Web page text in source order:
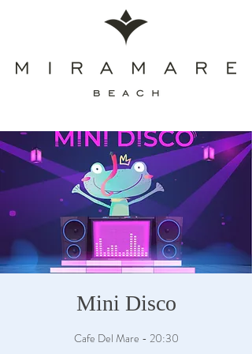
Mini Disco
Cafe Del Mare - 20:30